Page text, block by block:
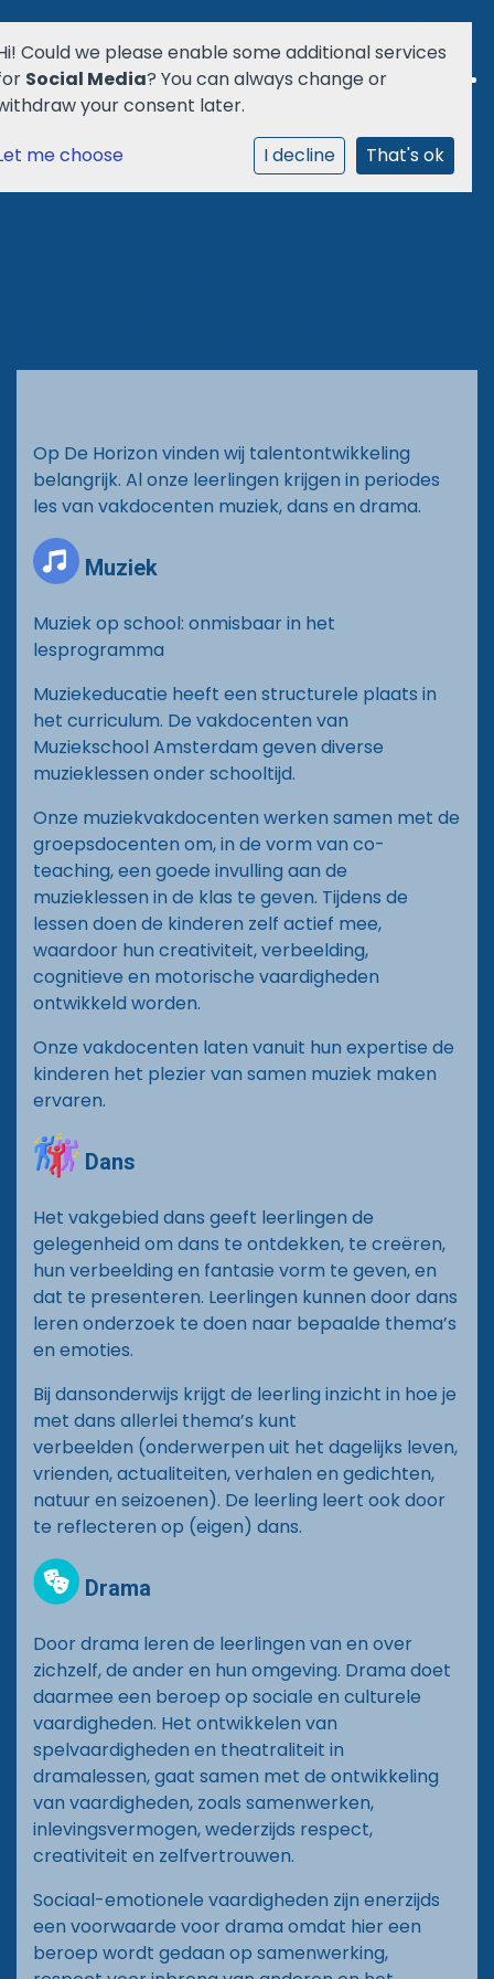
Login Social Schools
Welkom
Praktisch
Documenten
Vacatures
Contact
Op De Horizon vinden wij talentontwikkeling
belangrijk. Al onze leerlingen krijgen in periodes
les van vakdocenten muziek, dans en drama.
Muziek
Muziek op school: onmisbaar in het
lesprogramma
Muziekeducatie heeft een structurele plaats in
het curriculum. De vakdocenten van
Muziekschool Amsterdam geven diverse
muzieklessen onder schooltijd.
Onze muziekvakdocenten werken samen met de
groepsdocenten om, in de vorm van co-
teaching, een goede invulling aan de
muzieklessen in de klas te geven. Tijdens de
lessen doen de kinderen zelf actief mee,
waardoor hun creativiteit, verbeelding,
cognitieve en motorische vaardigheden
ontwikkeld worden.
Onze vakdocenten laten vanuit hun expertise de
kinderen het plezier van samen muziek maken
ervaren.
Dans
Het vakgebied dans geeft leerlingen de
gelegenheid om dans te ontdekken, te creëren,
hun verbeelding en fantasie vorm te geven, en
dat te presenteren. Leerlingen kunnen door dans
leren onderzoek te doen naar bepaalde thema’s
en emoties.
Bij dansonderwijs krijgt de leerling inzicht in hoe je
met dans allerlei thema’s kunt
verbeelden (onderwerpen uit het dagelijks leven,
vrienden, actualiteiten, verhalen en gedichten,
natuur en seizoenen). De leerling leert ook door
te reflecteren op (eigen) dans.
Drama
Door drama leren de leerlingen van en over
zichzelf, de ander en hun omgeving. Drama doet
daarmee een beroep op sociale en culturele
vaardigheden. Het ontwikkelen van
spelvaardigheden en theatraliteit in
dramalessen, gaat samen met de ontwikkeling
van vaardigheden, zoals samenwerken,
inlevingsvermogen, wederzijds respect,
creativiteit en zelfvertrouwen.
Sociaal-emotionele vaardigheden zijn enerzijds
een voorwaarde voor drama omdat hier een
beroep wordt gedaan op samenwerking,
Could we please enable some additional services
Social Media? You can always change or
your consent later.
me choose
I decline That's ok